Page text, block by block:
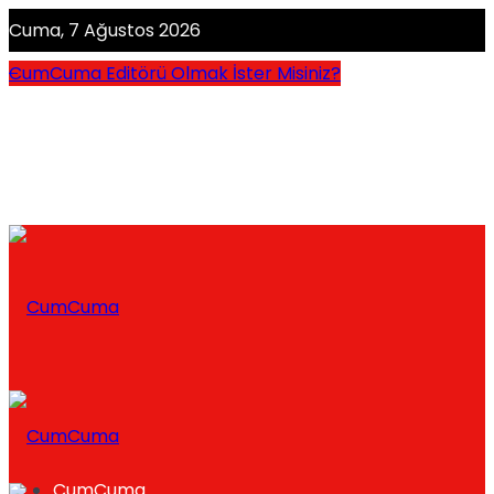
Cuma, 7 Ağustos 2026
CumCuma Editörü Olmak İster Misiniz?